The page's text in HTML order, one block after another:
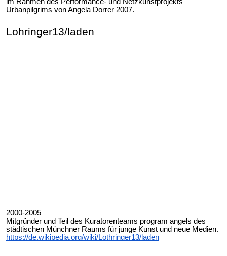
Urbanpilgrims von Angela Dorrer 2007.
Lohringer13/laden
2000-2005
Mitgründer und Teil des Kuratorenteams program angels des
städtischen Münchner Raums für junge Kunst und neue Medien.
https://de.wikipedia.org/wiki/Lothringer13/laden